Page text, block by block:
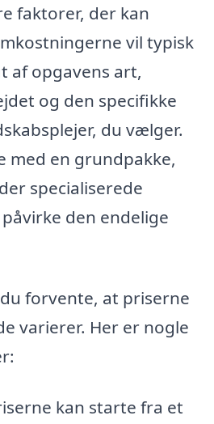
faktorer, der kan
vil typisk
af opgavens art,
og den specifikke
du vælger.
med en grundpakke,
specialiserede
den endelige
forvente, at priserne
varierer. Her er nogle
kan starte fra et